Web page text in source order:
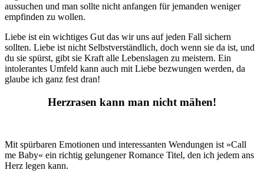
aussuchen und man sollte nicht anfangen für jemanden weniger
empfinden zu wollen.
Liebe ist ein wichtiges Gut das wir uns auf jeden Fall sichern
sollten. Liebe ist nicht Selbstverständlich, doch wenn sie da ist, und
du sie spürst, gibt sie Kraft alle Lebenslagen zu meistern. Ein
intolerantes Umfeld kann auch mit Liebe bezwungen werden, da
glaube ich ganz fest dran!
Herzrasen kann man nicht mähen!
Mit spürbaren Emotionen und interessanten Wendungen ist »Call
me Baby« ein richtig gelungener Romance Titel, den ich jedem ans
Herz legen kann.